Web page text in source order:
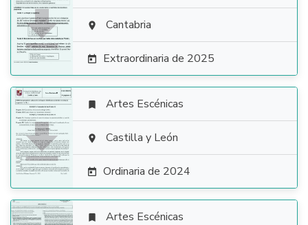
  Cantabria
 Extraordinaria de 2025

 Artes Escénicas
 Castilla y León
 Ordinaria de 2024
 Artes Escénicas